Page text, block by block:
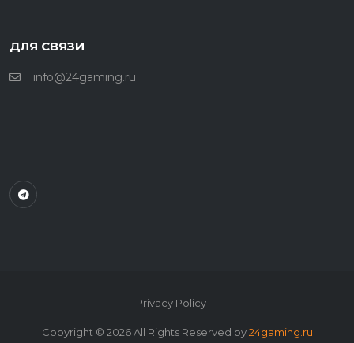
ДЛЯ СВЯЗИ
info@24gaming.ru
Copyright © 2026All Rights Reserved by24gaming.ru
Privacy Policy